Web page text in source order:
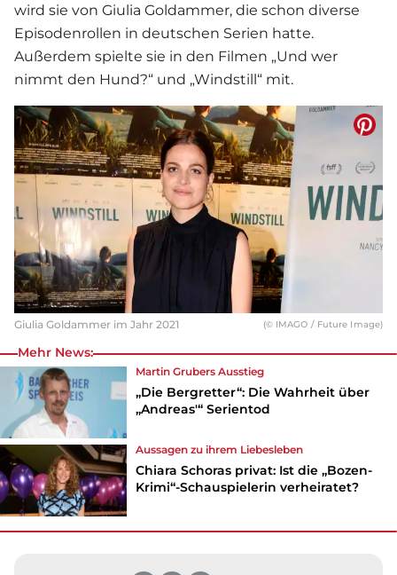
wird sie von Giulia Goldammer, die schon diverse
Episodenrollen in deutschen Serien hatte.
Außerdem spielte sie in den Filmen „Und wer
nimmt den Hund?“ und „Windstill“ mit.
Giulia Goldammer im Jahr 2021 (© IMAGO / Future Image)
Mehr News:
Martin Grubers Ausstieg
„Die Bergretter“: Die Wahrheit über
„Andreas'“ Serientod
Aussagen zu ihrem Liebesleben
Chiara Schoras privat: Ist die „Bozen-
Krimi“-Schauspielerin verheiratet?